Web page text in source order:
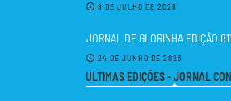
8 DE JULHO DE 2026
JORNAL DE GLORINHA EDIÇÃO
24 DE JUNHO DE 2026
ULTIMAS EDIÇÕES - JORNAL